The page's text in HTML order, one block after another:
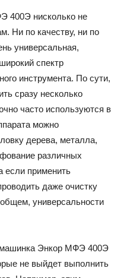
400Э нисколько не
Ни по качеству, ни по
универсальная,
спектр
инструмента. По сути,
сразу несколько
часто используются в
можно
дерева, металла,
различных
если применить
даже очистку
универсальности
машинка Энкор МФЭ 400Э
не выйдет выполнить